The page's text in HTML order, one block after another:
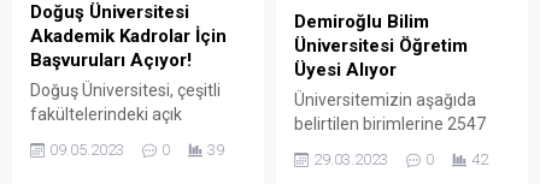
Doğuş Üniversitesi
Akademik Kadrolar İçin
Başvuruları Açıyor!
Doğuş Üniversitesi, çeşitli
fakültelerindeki açık
kadrolar için öğretim üyesi,
profesör, doçent ve doktor
09.05.2023 0 39
Demiroğlu Bilim
Üniversitesi Öğretim
Üyesi Alıyor
Üniversitemizin aşağıda
belirtilen birimlerine 2547
sayılı Yükseköğretim
Kanunu ile Öğretim
29.03.2023 0 42